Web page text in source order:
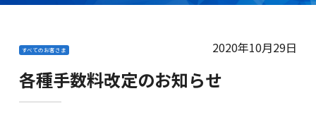
お手続き・お問い合わせ
すべてのお客さま 2020年10月29日
各種手数料改定のお知らせ